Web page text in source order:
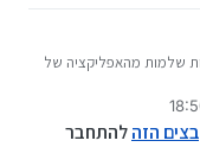
שלמות מהאפליקציה של
הזהלהתחבר